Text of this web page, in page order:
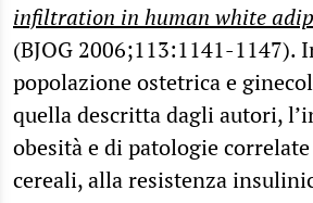
infiltration in human white
(BJOG 2006;113:1141-1147).
popolazione ostetrica e
quella descritta dagli autori,
obesità e di patologie correlate
cereali, alla resistenza